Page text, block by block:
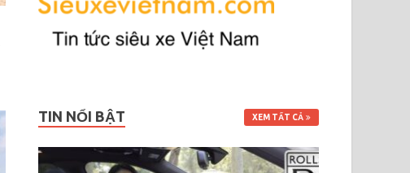
TIN NỔI BẬT XEM TẤT CẢ